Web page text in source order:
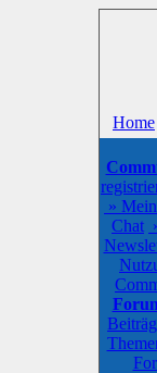
Home
»
Chat